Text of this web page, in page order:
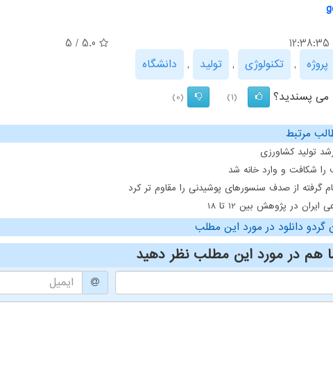
12:38:35
5.0
/
5
پروژه , تكنولوژی , تولید ,
دانشگاه
می پسندید؟
(1)
(0)
مرتبط
تولید کشاورزی
شکافت و وارد خانه شد
گرفته از صدف سنسورهای پوشیدنی را مقاوم تر کرد
در پژوهش بین 12 تا 18
گردو دانلود در مورد این مطلب
هم در مورد این مطلب نظر دهید